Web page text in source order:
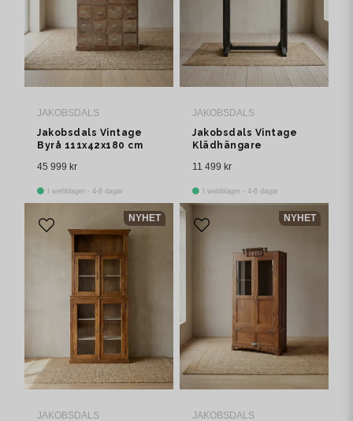
JAKOBSDALS
Jakobsdals Vintage
Byrå 111x42x180 cm
45 999 kr
I webblager - 4-8 dagar
JAKOBSDALS
Jakobsdals Vintage
Klädhängare
11 499 kr
I webblager - 4-8 dagar
JAKOBSDALS
NYHET
JAKOBSDALS
NYHET